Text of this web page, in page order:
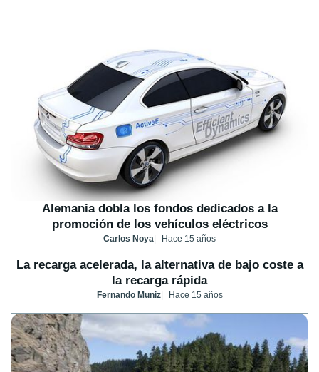
Alemania dobla los fondos dedicados a la
promoción de los vehículos eléctricos
Carlos Noya Hace 15 años
La recarga acelerada, la alternativa de bajo coste a
la recarga rápida
Fernando Muniz Hace 15 años